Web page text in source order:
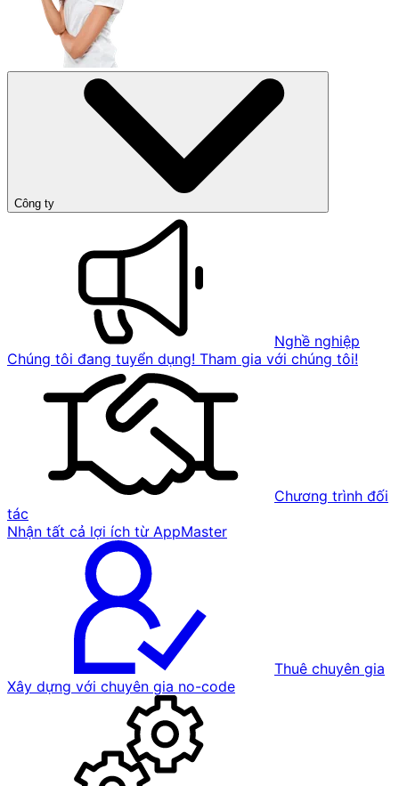
Công ty
Nghề nghiệp
Chúng tôi đang tuyển dụng! Tham gia với chúng tôi!
Chương trình đối
tác
Nhận tất cả lợi ích từ AppMaster
Thuê chuyên gia
Xây dựng với chuyên gia no-code